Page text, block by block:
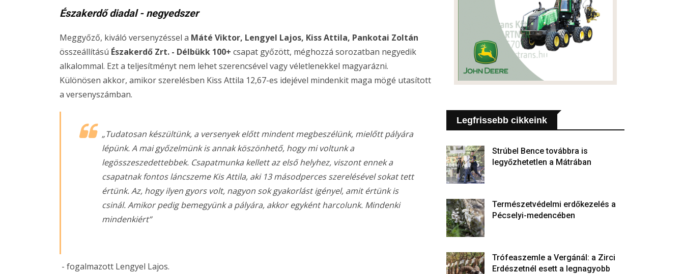
Északerdő diadal - negyedszer
Meggyőző, kiváló versenyzéssel a Máté Viktor, Lengyel Lajos, Kiss Attila, Pankotai Zoltán
összeállítású Északerdő Zrt. - Délbükk 100+ csapat győzött, méghozzá sorozatban negyedik
alkalommal. Ezt a teljesítményt nem lehet szerencsével vagy véletlenekkel magyarázni.
Különösen akkor, amikor szerelésben Kiss Attila 12,67-es idejével mindenkit maga mögé utasított
a versenyszámban.
„Tudatosan készültünk, a versenyek előtt mindent megbeszélünk, mielőtt pályára
lépünk. A mai győzelmünk is annak köszönhető, hogy mi voltunk a
legösszeszedettebbek. Csapatmunka kellett az első helyhez, viszont ennek a
csapatnak fontos láncszeme Kis Attila, aki 13 másodperces szerelésével sokat tett
értünk. Az, hogy ilyen gyors volt, nagyon sok gyakorlást igényel, amit értünk is
csinál. Amikor pedig bemegyünk a pályára, akkor egyként harcolunk. Mindenki
mindenkiért”
- fogalmazott Lengyel Lajos.
Legfrissebb cikkeink
Strúbel Bence továbbra is
legyőzhetetlen a Mátrában
Természetvédelmi erdőkezelés a
Pécselyi-medencében
Trófeaszemle a Vergánál: a Zirci
Erdészetnél esett a legnagyobb